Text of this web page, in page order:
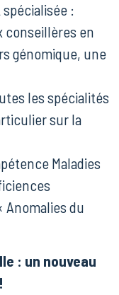
:
conseillères en
génomique, une
les spécialités
sur la
Maladies
du
: un nouveau